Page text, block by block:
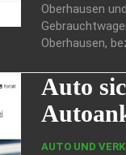
Oberhausen
Oberhausen,
Auto
AUTO UND